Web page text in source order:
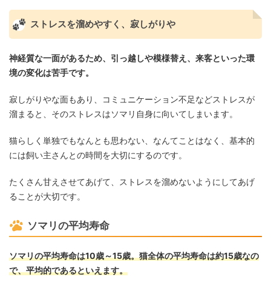
ストレスを溜めやすく、寂しがりや
神経質な一面があるため、引っ越しや模様替え、来客といった環
境の変化は苦手です。
寂しがりやな面もあり、コミュニケーション不足などストレスが
溜まると、そのストレスはソマリ自身に向いてしまいます。
猫らしく単独でもなんとも思わない、なんてことはなく、基本的
には飼い主さんとの時間を大切にするのです。
たくさん甘えさせてあげて、ストレスを溜めないようにしてあげ
ることが大切です。
ソマリの平均寿命
ソマリの平均寿命は10歳～15歳。猫全体の平均寿命は約15歳なの
で、平均的であるといえます。